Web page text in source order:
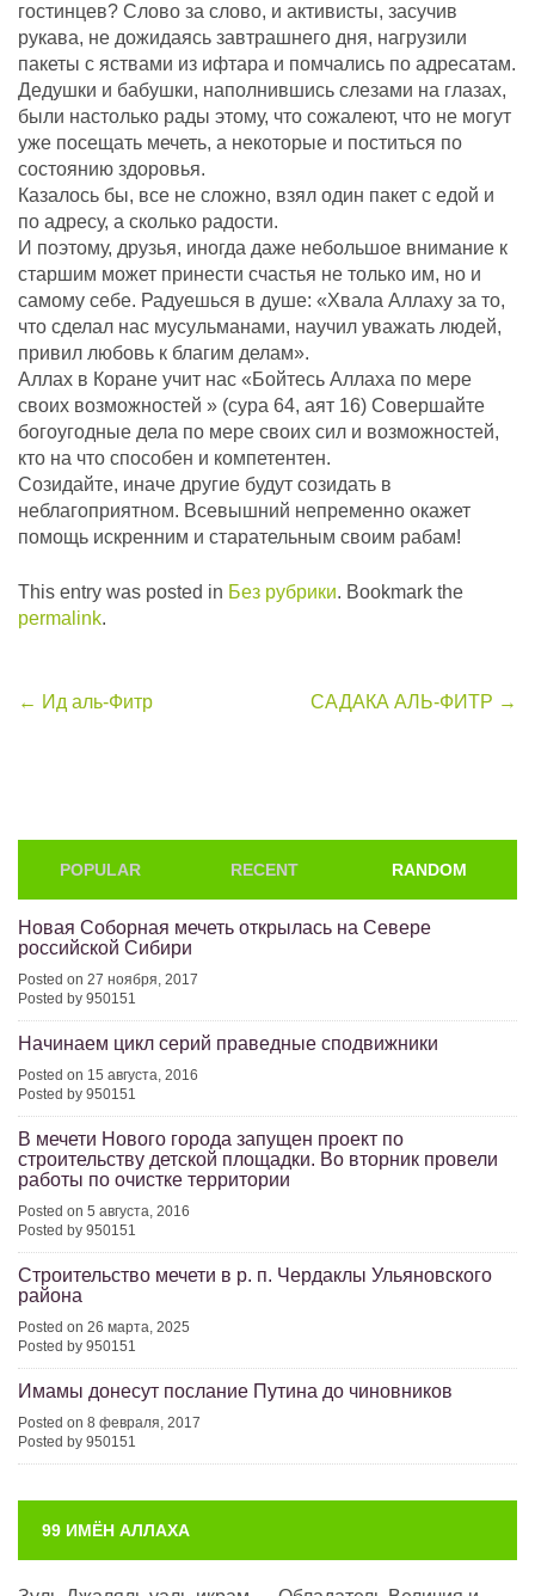
гостинцев? Слово за слово, и активисты, засучив
рукава, не дожидаясь завтрашнего дня, нагрузили
пакеты с яствами из ифтара и помчались по адресатам.
Дедушки и бабушки, наполнившись слезами на глазах,
были настолько рады этому, что сожалеют, что не могут
уже посещать мечеть, а некоторые и поститься по
состоянию здоровья.
Казалось бы, все не сложно, взял один пакет с едой и
по адресу, а сколько радости.
И поэтому, друзья, иногда даже небольшое внимание к
старшим может принести счастья не только им, но и
самому себе. Радуешься в душе: «Хвала Аллаху за то,
что сделал нас мусульманами, научил уважать людей,
привил любовь к благим делам».
Аллах в Коране учит нас «Бойтесь Аллаха по мере
своих возможностей » (сура 64, аят 16) Совершайте
богоугодные дела по мере своих сил и возможностей,
кто на что способен и компетентен.
Созидайте, иначе другие будут созидать в
неблагоприятном. Всевышний непременно окажет
помощь искренним и старательным своим рабам!
This entry was posted in Без рубрики. Bookmark the
permalink.
Post
← Ид аль-Фитр САДАКА АЛЬ-ФИТР →
POPULAR RECENT RANDOM
Новая Соборная мечеть открылась на Севере
российской Сибири
Posted on 27 ноября, 2017
Posted by 950151
Начинаем цикл серий праведные сподвижники
Posted on 15 августа, 2016
Posted by 950151
В мечети Нового города запущен проект по
строительству детской площадки. Во вторник провели
работы по очистке территории
Posted on 5 августа, 2016
Posted by 950151
Строительство мечети в р. п. Чердаклы Ульяновского
района
Posted on 26 марта, 2025
Posted by 950151
Имамы донесут послание Путина до чиновников
Posted on 8 февраля, 2017
Posted by 950151
99 ИМЁН АЛЛАХА